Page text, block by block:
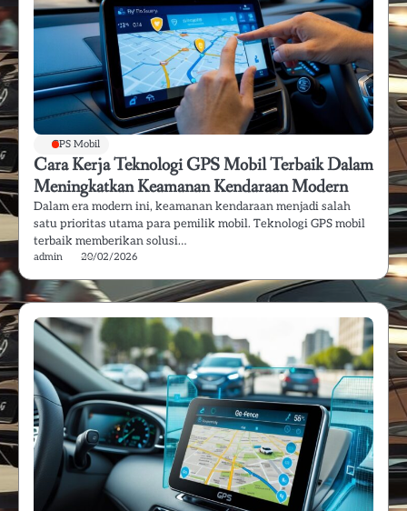
GPS Mobil
Cara Kerja Teknologi GPS Mobil Terbaik Dalam
Meningkatkan Keamanan Kendaraan Modern
Dalam era modern ini, keamanan kendaraan menjadi salah
satu prioritas utama para pemilik mobil. Teknologi GPS mobil
terbaik memberikan solusi…
admin 20/02/2026